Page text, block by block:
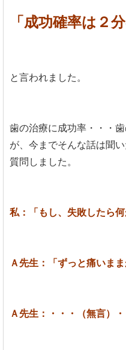
「成功確率は２
と言われました。
歯の治療に成功率・・・
が、今までそんな話は聞
質問しました。
私：「もし、失敗したら
Ａ先生：「ずっと痛いま
Ａ先生：・・・（無言）・